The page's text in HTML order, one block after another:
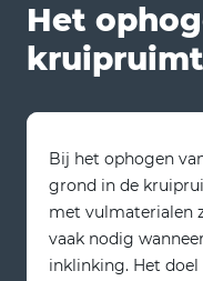
Het
Bij het ophogen
grond in de
met vulmaterialen
vaak nodig
inklinking. Het doel